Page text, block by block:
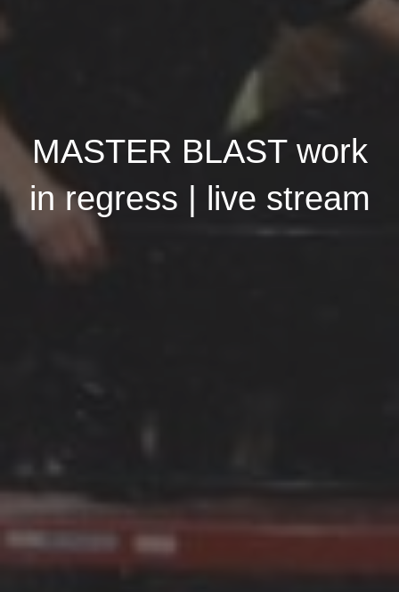
MASTER BLAST work
in regress | live stream